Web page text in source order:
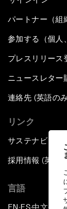
パートナー（組
参加する（個人
プレスリリース
ニュースレター
連絡先 (英語の
リンク
サステナビリテ
採用情報 (英語
言語
▪ ▪ ▪